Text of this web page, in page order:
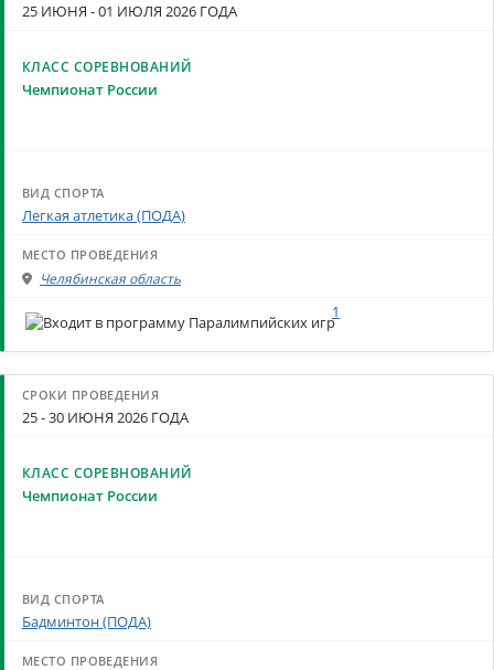
25 ИЮНЯ - 01 ИЮЛЯ 2026 ГОДА
Чемпионат России
Легкая атлетика (ПОДА)
Челябинская область
1
25 - 30 ИЮНЯ 2026 ГОДА
Чемпионат России
Бадминтон (ПОДА)